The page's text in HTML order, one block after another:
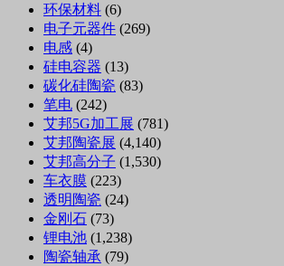
环保材料 (6)
电子元器件 (269)
电感 (4)
硅电容器 (13)
碳化硅陶瓷 (83)
笔电 (242)
艾邦5G加工展 (781)
艾邦陶瓷展 (4,140)
艾邦高分子 (1,530)
车衣膜 (223)
透明陶瓷 (24)
金刚石 (73)
锂电池 (1,238)
陶瓷轴承 (79)